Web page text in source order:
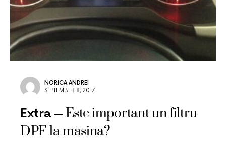
NORICA ANDREI
SEPTEMBER 8, 2017
Extra
Este important un filtru
DPF la masina?